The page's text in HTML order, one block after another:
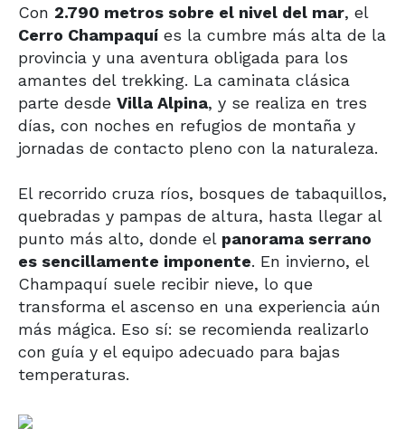
Con 2.790 metros sobre el nivel del mar, el
Cerro Champaquí es la cumbre más alta de la
provincia y una aventura obligada para los
amantes del trekking. La caminata clásica
parte desde Villa Alpina, y se realiza en tres
días, con noches en refugios de montaña y
jornadas de contacto pleno con la naturaleza.
El recorrido cruza ríos, bosques de tabaquillos,
quebradas y pampas de altura, hasta llegar al
punto más alto, donde el panorama serrano
es sencillamente imponente. En invierno, el
Champaquí suele recibir nieve, lo que
transforma el ascenso en una experiencia aún
más mágica. Eso sí: se recomienda realizarlo
con guía y el equipo adecuado para bajas
temperaturas.